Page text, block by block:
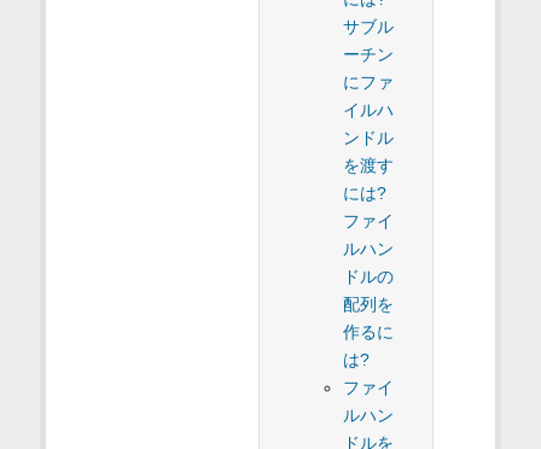
サブル
ーチン
にファ
イルハ
ンドル
を渡す
には?
ファイ
ルハン
ドルの
配列を
作るに
は?
ファイ
ルハン
ドルを